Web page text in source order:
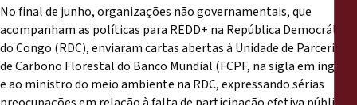
Annual Reports
No final de junho, organizações não governamentais, que
acompanham as políticas para REDD+ na República Democrática
do Congo (RDC), enviaram cartas abertas à Unidade de Parcerias
de Carbono Florestal do Banco Mundial (FCPF, na sigla em inglês)
e ao ministro do meio ambiente na RDC, expressando sérias